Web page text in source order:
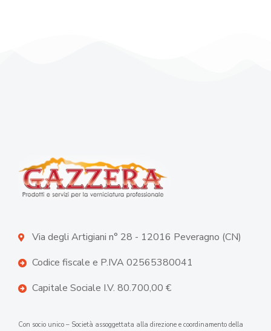
Via degli Artigiani n° 28 - 12016 Peveragno (CN)
Codice fiscale e P.IVA 02565380041
Capitale Sociale I.V. 80.700,00 €
Con socio unico – Società assoggettata alla direzione e coordinamento della